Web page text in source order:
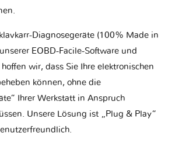
Diagnosegeräte (100% Made in
EOBD-Facile-Software und
wir, dass Sie Ihre elektronischen
können, ohne die
Ihrer Werkstatt in Anspruch
Unsere Lösung ist „Plug & Play“